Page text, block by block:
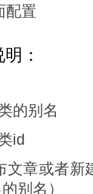
配置
：
的别名
id
章或者新
别名）